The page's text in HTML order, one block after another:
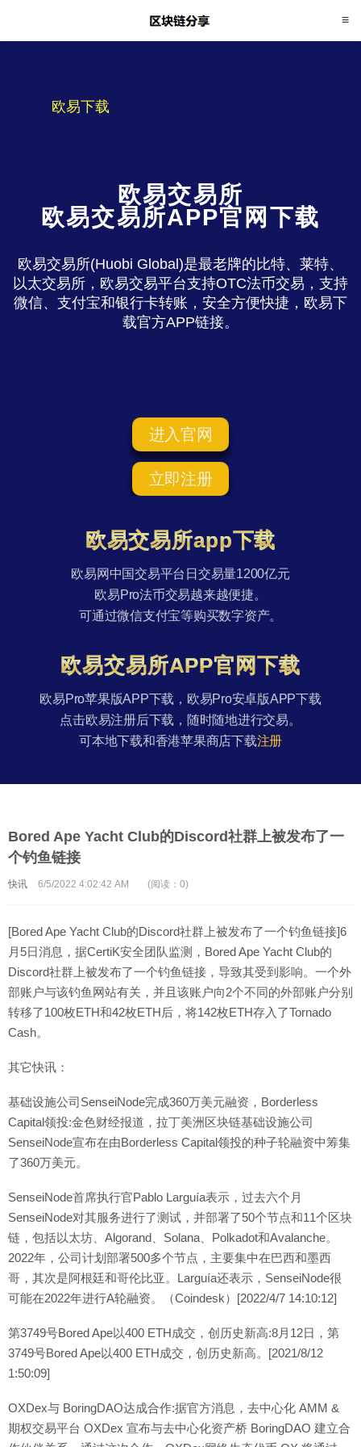
欧易下载
欧易交易所
欧易交易所APP官网下载
欧易交易所(Huobi Global)是最老牌的比特、莱特、
以太交易所，欧易交易平台支持OTC法币交易，支持
微信、支付宝和银行卡转账，安全方便快捷，欧易下
载官方APP链接。
进入官网
立即注册
欧易交易所app下载
欧易网中国交易平台日交易量1200亿元
欧易Pro法币交易越来越便捷。
可通过微信支付宝等购买数字资产。
欧易交易所APP官网下载
欧易Pro苹果版APP下载，欧易Pro安卓版APP下载
点击欧易注册后下载，随时随地进行交易。
可本地下载和香港苹果商店下载注册
Bored Ape Yacht Club的Discord社群上被发布了一
个钓鱼链接
快讯 6/5/2022 4:02:42 AM (阅读：0)
[Bored Ape Yacht Club的Discord社群上被发布了一个钓鱼链接]6
月5日消息，据CertiK安全团队监测，Bored Ape Yacht Club的
Discord社群上被发布了一个钓鱼链接，导致其受到影响。一个外
部账户与该钓鱼网站有关，并且该账户向2个不同的外部账户分别
转移了100枚ETH和42枚ETH后，将142枚ETH存入了Tornado
Cash。
其它快讯：
基础设施公司SenseiNode完成360万美元融资，Borderless
Capital领投:金色财经报道，拉丁美洲区块链基础设施公司
SenseiNode宣布在由Borderless Capital领投的种子轮融资中筹集
了360万美元。
SenseiNode首席执行官Pablo Larguía表示，过去六个月
SenseiNode对其服务进行了测试，并部署了50个节点和11个区块
链，包括以太坊、Algorand、Solana、Polkadot和Avalanche。
2022年，公司计划部署500多个节点，主要集中在巴西和墨西
哥，其次是阿根廷和哥伦比亚。Larguía还表示，SenseiNode很
可能在2022年进行A轮融资。（Coindesk）[2022/4/7 14:10:12]
第3749号Bored Ape以400 ETH成交，创历史新高:8月12日，第
3749号Bored Ape以400 ETH成交，创历史新高。[2021/8/12
1:50:09]
OXDex与 BoringDAO达成合作:据官方消息，去中心化 AMM &
期权交易平台 OXDex 宣布与去中心化资产桥 BoringDAO 建立合